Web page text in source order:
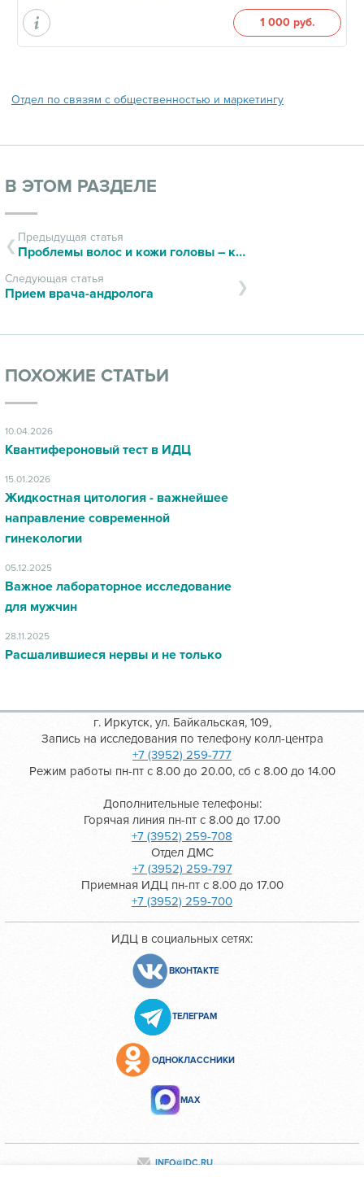
1 000 руб.
Отдел по связям с общественностью и маркетингу
В ЭТОМ РАЗДЕЛЕ
Предыдущая статья
Проблемы волос и кожи головы – как определить в чем причина
Следующая статья
Прием врача-андролога
ПОХОЖИЕ СТАТЬИ
10.04.2026
Квантифероновый тест в ИДЦ
15.01.2026
Жидкостная цитология - важнейшее
направление современной
гинекологии
05.12.2025
Важное лабораторное исследование
для мужчин
28.11.2025
Расшалившиеся нервы и не только
г. Иркутск, ул. Байкальская, 109,
Запись на исследования по телефону колл-центра
+7 (3952) 259-777
Режим работы пн-пт с 8.00 до 20.00, сб с 8.00 до 14.00
Дополнительные телефоны:
Горячая линия пн-пт с 8.00 до 17.00
+7 (3952) 259-708
Отдел ДМС
+7 (3952) 259-797
Приемная ИДЦ пн-пт с 8.00 до 17.00
+7 (3952) 259-700
ИДЦ в социальных сетях:
ВКОНТАКТЕ
ТЕЛЕГРАМ
ОДНОКЛАССНИКИ
МАХ
INFO@IDC.RU